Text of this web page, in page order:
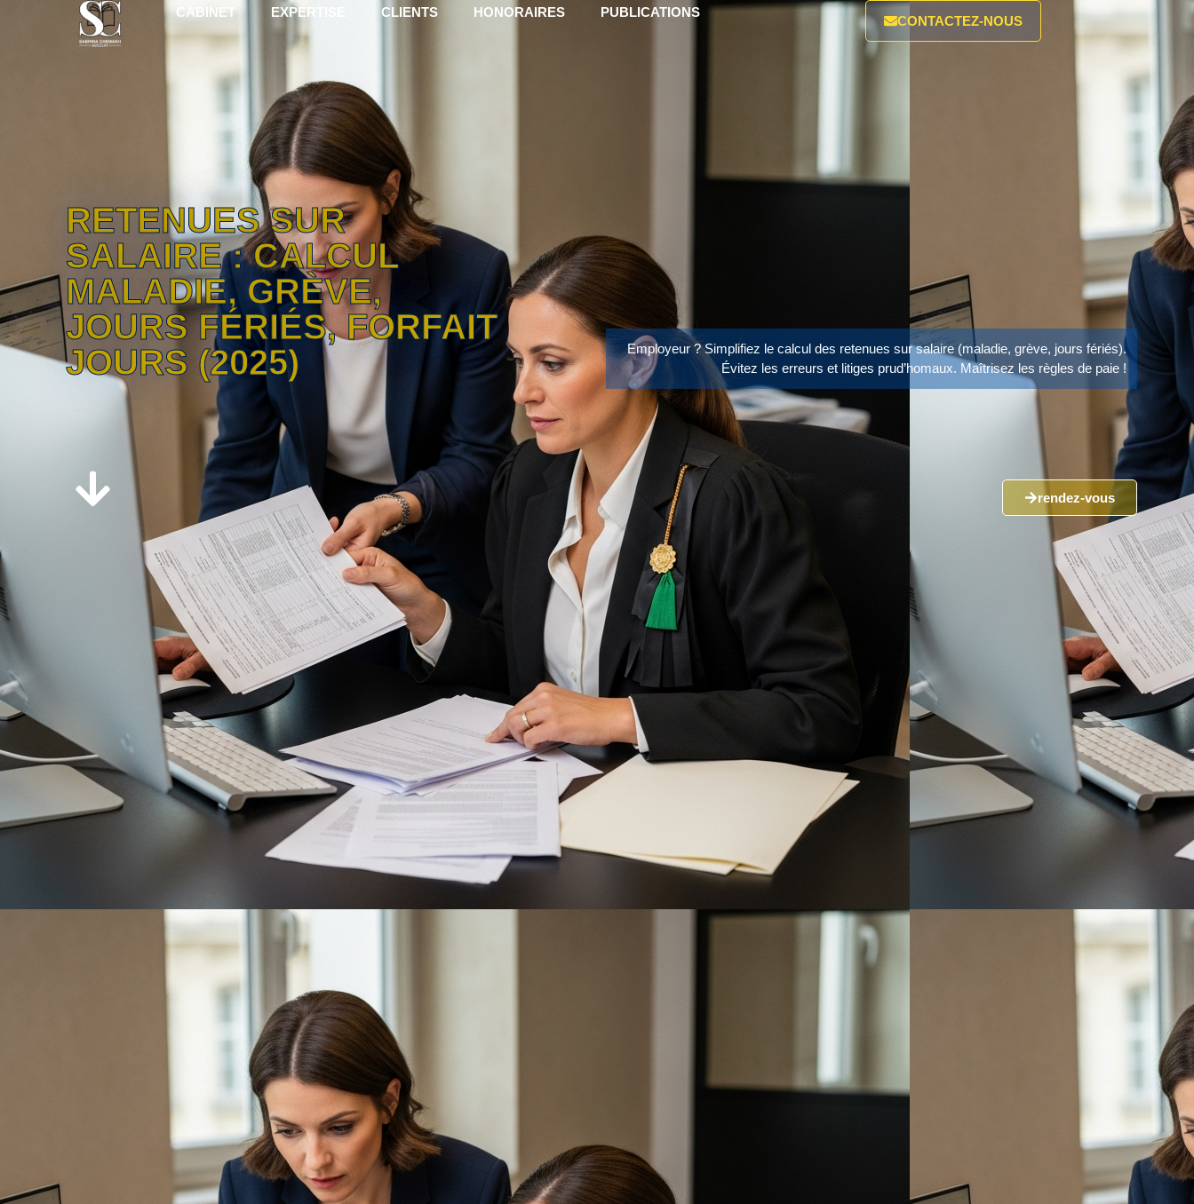
CABINET EXPERTISE CLIENTS HONORAIRES PUBLICATIONS
CONTACTEZ-NOUS
RETENUES SUR
SALAIRE : CALCUL
MALADIE, GRÈVE,
JOURS FÉRIÉS, FORFAIT
JOURS (2025)
Employeur ? Simplifiez le calcul des retenues sur salaire (maladie, grève, jours fériés).
Évitez les erreurs et litiges prud’homaux. Maîtrisez les règles de paie !
rendez-vous